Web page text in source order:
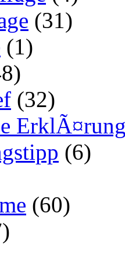
(31)
(1)
(32)
(6)
(60)